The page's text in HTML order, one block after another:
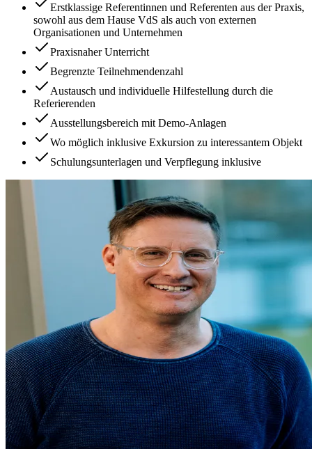
Erstklassige Referentinnen und Referenten aus der Praxis,
sowohl aus dem Hause VdS als auch von externen
Organisationen und Unternehmen
Praxisnaher Unterricht
Begrenzte Teilnehmendenzahl
Austausch und individuelle Hilfestellung durch die
Referierenden
Ausstellungsbereich mit Demo-Anlagen
Wo möglich inklusive Exkursion zu interessantem Objekt
Schulungsunterlagen und Verpflegung inklusive